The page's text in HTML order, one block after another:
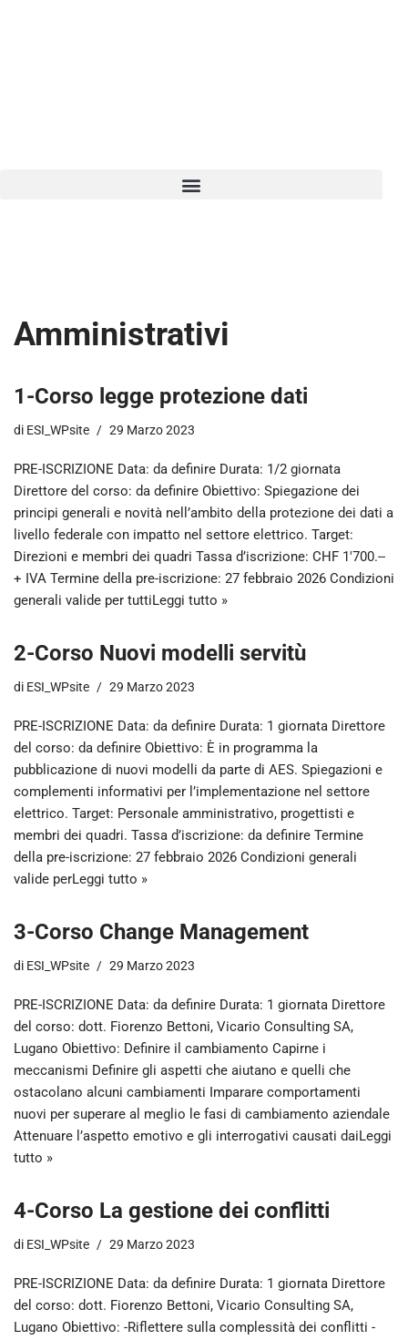
Amministrativi
1-Corso legge protezione dati
di ESI_WPsite 29 Marzo 2023
PRE-ISCRIZIONE Data: da definire Durata: 1/2 giornata
Direttore del corso: da definire Obiettivo: Spiegazione dei
principi generali e novità nell’ambito della protezione dei dati a
livello federale con impatto nel settore elettrico. Target:
Direzioni e membri dei quadri Tassa d’iscrizione: CHF 1'700.--
+ IVA Termine della pre-iscrizione: 27 febbraio 2026 Condizioni
generali valide per tuttiLeggi tutto »
2-Corso Nuovi modelli servitù
di ESI_WPsite 29 Marzo 2023
PRE-ISCRIZIONE Data: da definire Durata: 1 giornata Direttore
del corso: da definire Obiettivo: È in programma la
pubblicazione di nuovi modelli da parte di AES. Spiegazioni e
complementi informativi per l’implementazione nel settore
elettrico. Target: Personale amministrativo, progettisti e
membri dei quadri. Tassa d’iscrizione: da definire Termine
della pre-iscrizione: 27 febbraio 2026 Condizioni generali
valide perLeggi tutto »
3-Corso Change Management
di ESI_WPsite 29 Marzo 2023
PRE-ISCRIZIONE Data: da definire Durata: 1 giornata Direttore
del corso: dott. Fiorenzo Bettoni, Vicario Consulting SA,
Lugano Obiettivo: Definire il cambiamento Capirne i
meccanismi Definire gli aspetti che aiutano e quelli che
ostacolano alcuni cambiamenti Imparare comportamenti
nuovi per superare al meglio le fasi di cambiamento aziendale
Attenuare l’aspetto emotivo e gli interrogativi causati daiLeggi
tutto »
4-Corso La gestione dei conflitti
di ESI_WPsite 29 Marzo 2023
PRE-ISCRIZIONE Data: da definire Durata: 1 giornata Direttore
del corso: dott. Fiorenzo Bettoni, Vicario Consulting SA,
Lugano Obiettivo: -Riflettere sulla complessità dei conflitti -